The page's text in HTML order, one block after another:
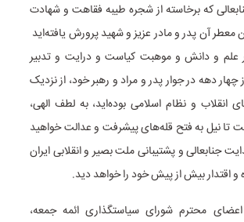
که برخاسته از شجره طیبه فقاهت و شهادت
آن پدر و مادر عزیز و شهید پرورش یافته‌اید
علم و دانش و موهبت کیاست و درایت و تدبیر
چهار دهه در جوار پدر و مراد و رهبر خود، از نزدیک
انقلاب و نظام اسلامی بوده‌اید، به لطف الهی،
تا نیل به فتح قله‌های پیشرفت و عدالت خواهید
جنابعالی و پشتیبانی ملت بصیر و انقلابی ایران
و اقتدار بیش از پیش خود را خواهد دید.
محترم شورای سیاستگذاری ائمه جمعه،